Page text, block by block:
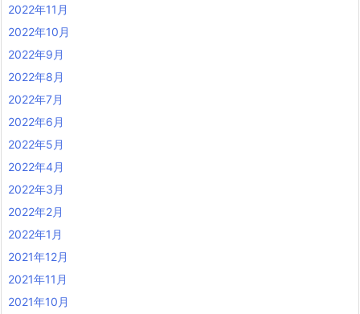
2022年11月
2022年10月
2022年9月
2022年8月
2022年7月
2022年6月
2022年5月
2022年4月
2022年3月
2022年2月
2022年1月
2021年12月
2021年11月
2021年10月